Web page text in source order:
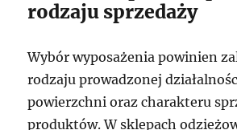
rodzaju sprzedaży
Wybór wyposażenia powinien
rodzaju prowadzonej
powierzchni oraz charakteru
produktów. W sklepach